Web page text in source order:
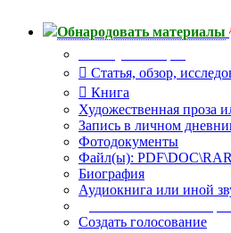
Обнародовать материалы
Статья, обзор,
Книга
Художественная проза
Запись в личном
Фотодокументы
Файл(ы):
Биография
Аудиокнига или иной
Создать голосование